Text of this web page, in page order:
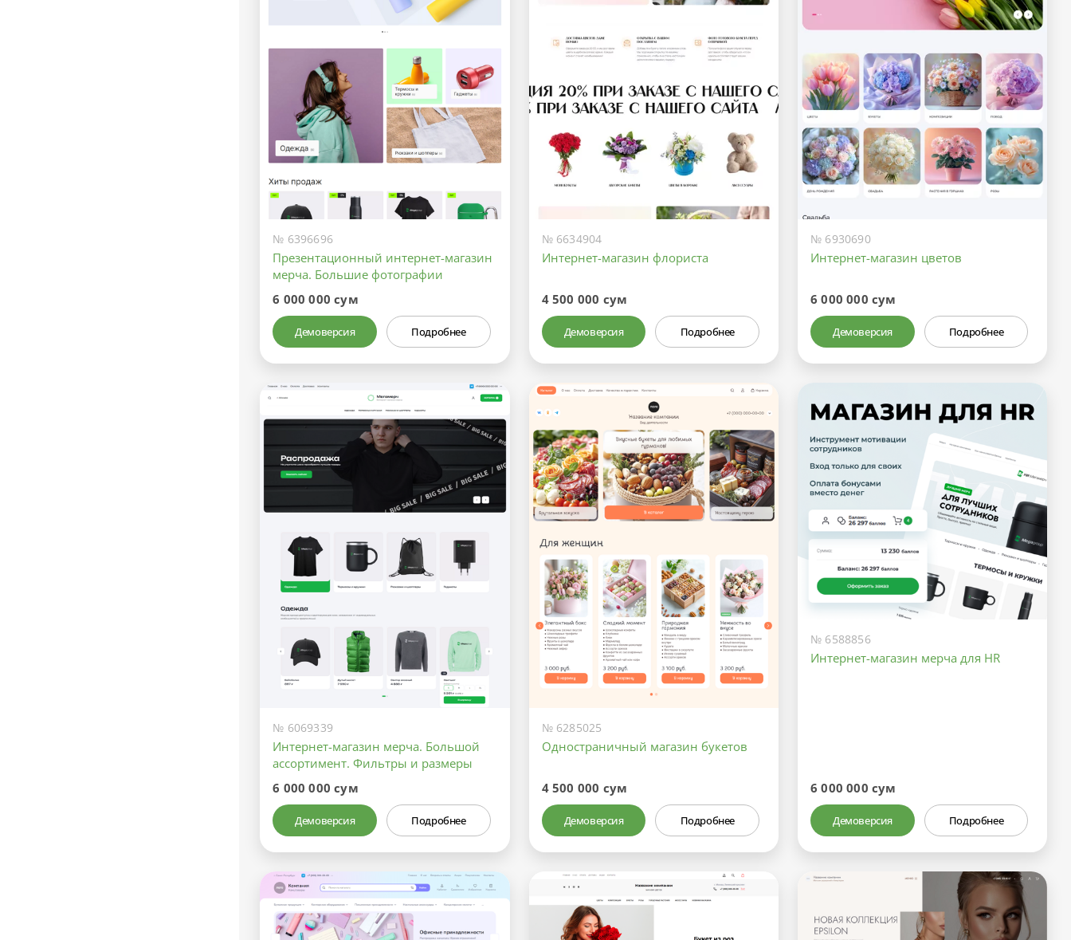
№ 6396696
Презентационный интернет-магазин
мерча. Большие фотографии
6 000 000 сум
Демоверсия Подробнее
№ 6634904
Интернет-магазин флориста
4 500 000 сум
Демоверсия Подробнее
№ 6930690
Интернет-магазин цветов
6 000 000 сум
Демоверсия Подробнее
№ 6069339
Интернет-магазин мерча. Большой
ассортимент. Фильтры и размеры
6 000 000 сум
Демоверсия Подробнее
№ 6285025
Одностраничный магазин букетов
4 500 000 сум
Демоверсия Подробнее
№ 6588856
Интернет-магазин мерча для HR
6 000 000 сум
Демоверсия Подробнее